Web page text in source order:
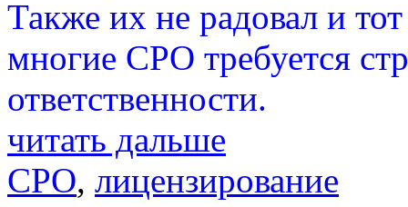
Также их не радовал и
многие СРО требуется
ответственности.
читать дальше
СРО, лицензирование